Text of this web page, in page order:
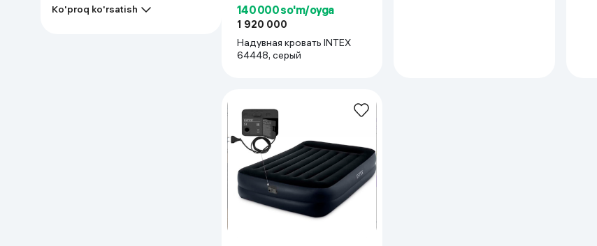
Ko'proq ko'rsatish 140 000 so'm/oyga
1 920 000
Надувная кровать INTEX
64448, серый